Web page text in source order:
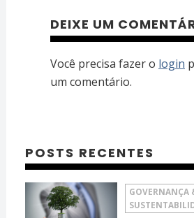
DEIXE UM
Você precisa fazer o login
um comentário.
POSTS RECENTES
GOVERNANÇA